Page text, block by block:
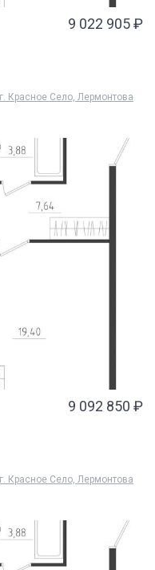
9 022 905 ₽
Красное Село, Лермонтова
9 092 850 ₽
Красное Село, Лермонтова